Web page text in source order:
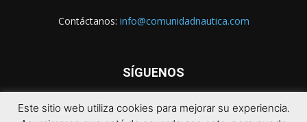
Contáctanos: info@comunidadnautica.com
SÍGUENOS
Este sitio web utiliza cookies para mejorar su experiencia.